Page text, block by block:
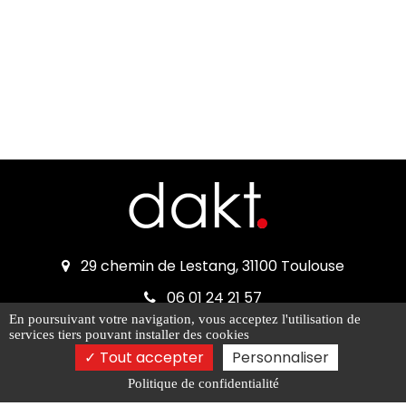
29 chemin de Lestang, 31100 Toulouse
06 01 24 21 57
kht@dakt.fr
En poursuivant votre navigation, vous acceptez l'utilisation de
services tiers pouvant installer des cookies
Tout accepter Personnaliser
Politique de confidentialité